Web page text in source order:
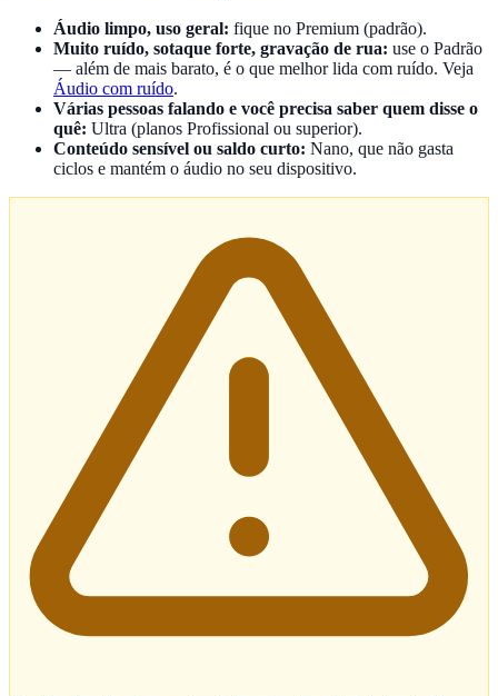
Áudio limpo, uso geral: fique no Premium (padrão).
Muito ruído, sotaque forte, gravação de rua: use o Padrão
— além de mais barato, é o que melhor lida com ruído. Veja
Áudio com ruído.
Várias pessoas falando e você precisa saber quem disse o
quê: Ultra (planos Profissional ou superior).
Conteúdo sensível ou saldo curto: Nano, que não gasta
ciclos e mantém o áudio no seu dispositivo.